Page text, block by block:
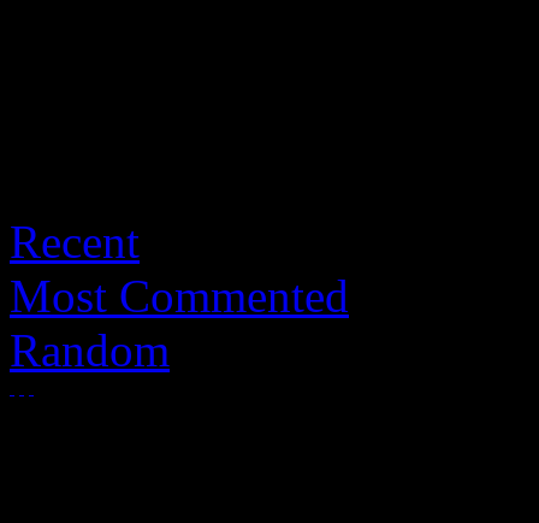
Recent
Most Commented
Random